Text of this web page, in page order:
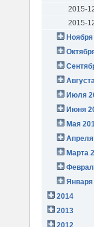
2015-
2015-
Июля
Июня
Мая
Марта
Января
2014
2013
2012